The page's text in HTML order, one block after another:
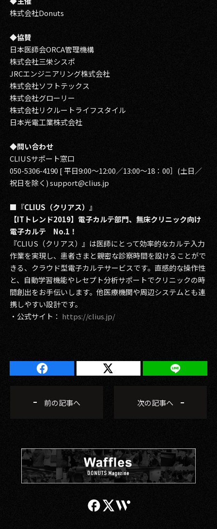
株式会社Donuts
◆協賛
日本医師会ORCA管理機構
株式会社三栄シスポ
JRCエンジニアリング株式会社
株式会社ソフトテックス
株式会社グローリー
株式会社リクルートライフスタイル
日本光電工業株式会社
◆問い合わせ
CLIUSサポート窓口
050-5306-4190 [ 平日9:00～12:00／13:00〜18：00］(土日／
祝日を除く)support@clius.jp
■ 『CLIUS（クリアス）』
【ITトレンド2019】電子カルテ部門、無床クリニック向け
電子カルテ No.1！
『CLIUS（クリアス）』は医師にとって効率的なカルテ入力
作業を実現し、患者さまと親密な診察時間を設けることがで
きる、クラウド型電子カルテサービスです。直感的な操作性
と、自動学習機能やレセプト分析サポートでクリニックの時
間創出をお手伝いします。他医療機関や周辺システムとも連
携しやすい設計です。
・公式サイト： https://clius.jp/
前の記事へ 次の記事へ